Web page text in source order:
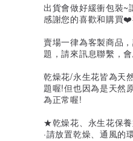
出貨會做好緩衝包裝~
感謝您的喜歡和購買❤️
賣場一律為客製商品
題，請來訊息聯繫，
乾燥花/永生花皆為天
題喔!但也因為是天然
為正常喔!
★乾燥花、永生花保
·請放置乾燥、通風的環